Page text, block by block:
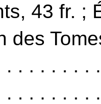
43 fr. ;
des
. . . . . . . .
. . . . . . . .